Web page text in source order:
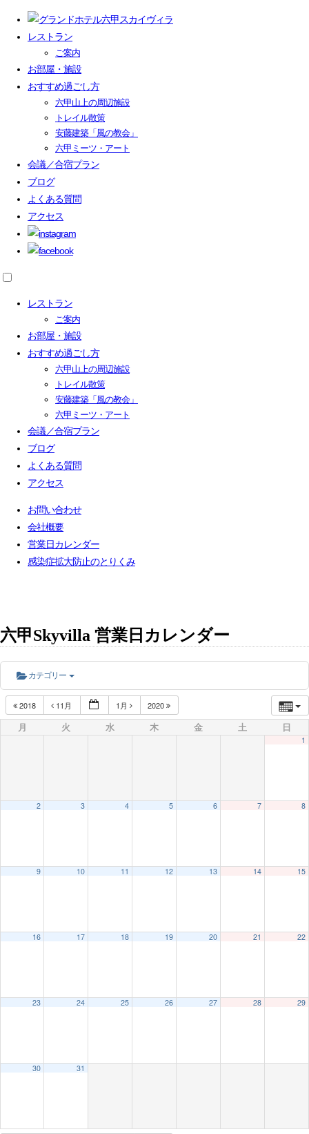
レストラン
ご案内
お部屋・施設
おすすめ過ごし方
六甲山上の周辺施設
トレイル散策
安藤建築「風の教会」
六甲ミーツ・アート
会議／合宿プラン
ブログ
よくある質問
アクセス
レストラン
ご案内
お部屋・施設
おすすめ過ごし方
六甲山上の周辺施設
トレイル散策
安藤建築「風の教会」
六甲ミーツ・アート
会議／合宿プラン
ブログ
よくある質問
アクセス
お問い合わせ
会社概要
営業日カレンダー
感染症拡大防止のとりくみ
六甲Skyvilla 営業日カレンダー
カテゴリー
2018 11月 1月 2020
月 火 水 木 金 土 日
1
2 3 4 5 6 7 8
9 10 11 12 13 14 15
16 17 18 19 20 21 22
23 24 25 26 27 28 29
30 31